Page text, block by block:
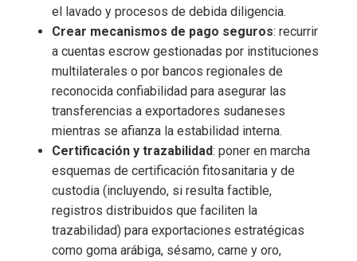
el lavado y procesos de debida diligencia.
Crear mecanismos de pago seguros: recurrir
a cuentas escrow gestionadas por instituciones
multilaterales o por bancos regionales de
reconocida confiabilidad para asegurar las
transferencias a exportadores sudaneses
mientras se afianza la estabilidad interna.
Certificación y trazabilidad: poner en marcha
esquemas de certificación fitosanitaria y de
custodia (incluyendo, si resulta factible,
registros distribuidos que faciliten la
trazabilidad) para exportaciones estratégicas
como goma arábiga, sésamo, carne y oro,